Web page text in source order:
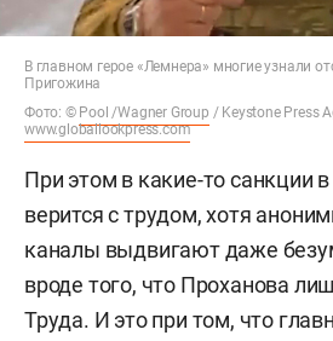
В главном герое «Лемнера» многие узнали
Пригожина
Фото: © Pool /Wagner Group / Keystone Press
www.globallookpress.com
При этом в какие-то санкции
верится с трудом, хотя
каналы выдвигают даже
вроде того, что Проханова
Труда. И это при том, что